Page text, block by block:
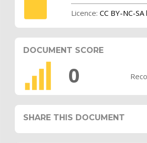
Licence: CC BY-NC-
DOCUMENT SCORE
0
SHARE THIS DOCUMENT